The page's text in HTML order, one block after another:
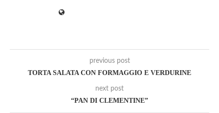
previous post
TORTA SALATA CON FORMAGGIO E VERDURINE
next post
“PAN DI CLEMENTINE”